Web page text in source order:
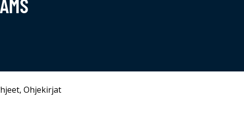
, Ohjekirjat